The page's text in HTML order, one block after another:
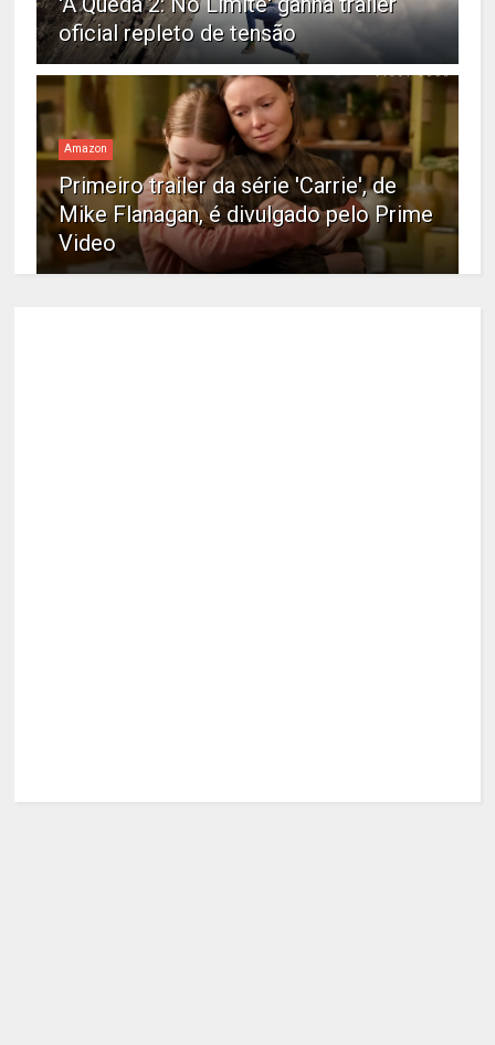
oficial repleto de tensão
Amazon
Primeiro trailer da série 'Carrie', de
Mike Flanagan, é divulgado pelo Prime
Video